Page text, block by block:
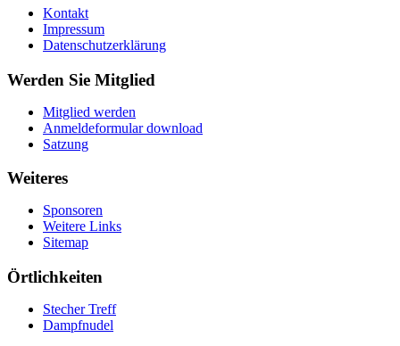
Kontakt
Impressum
Datenschutzerklärung
Werden Sie Mitglied
Mitglied werden
Anmeldeformular download
Satzung
Weiteres
Sponsoren
Weitere Links
Sitemap
Örtlichkeiten
Stecher Treff
Dampfnudel